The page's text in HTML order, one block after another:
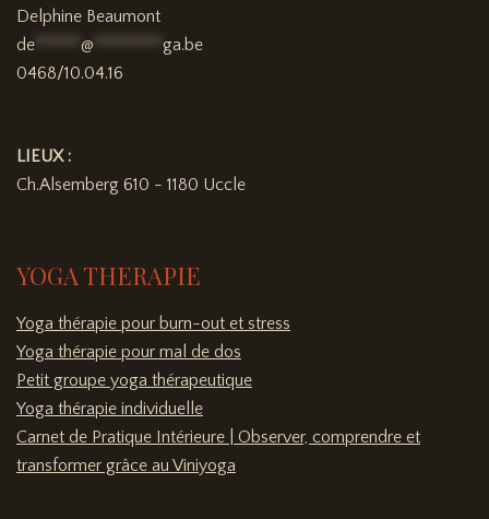
Delphine Beaumont
de
@
ga.be
0468/10.04.16
LIEUX :
Ch.Alsemberg 610 - 1180 Uccle
YOGA THERAPIE
Yoga thérapie pour burn-out et stress
Yoga thérapie pour mal de dos
Petit groupe yoga thérapeutique
Yoga thérapie individuelle
Carnet de Pratique Intérieure | Observer, comprendre et
transformer grâce au Viniyoga